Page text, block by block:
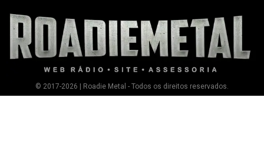
© 2017-2026 | Roadie Metal - Todos os direitos reservados.